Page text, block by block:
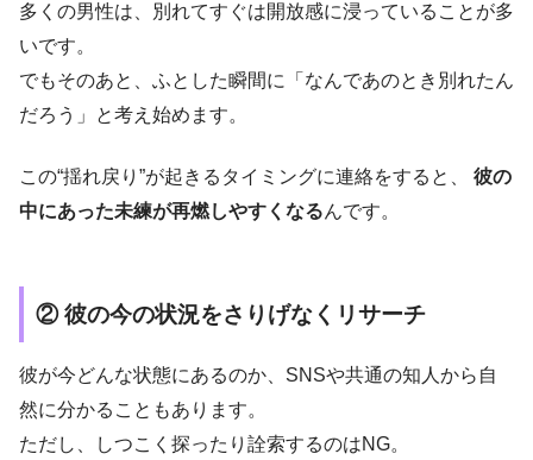
多くの男性は、別れてすぐは開放感に浸っていることが多
いです。
でもそのあと、ふとした瞬間に「なんであのとき別れたん
だろう」と考え始めます。
この“揺れ戻り”が起きるタイミングに連絡をすると、 彼の
中にあった未練が再燃しやすくなるんです。
② 彼の今の状況をさりげなくリサーチ
彼が今どんな状態にあるのか、SNSや共通の知人から自
然に分かることもあります。
ただし、しつこく探ったり詮索するのはNG。